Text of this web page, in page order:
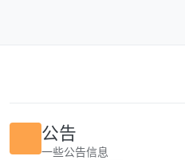
公告
一些公告信息